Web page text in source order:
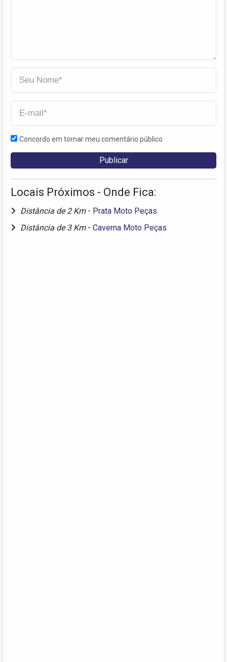
Concordo em tornar meu comentário público
Locais Próximos - Onde Fica:
Distância de 2 Km - Prata Moto Peças
Distância de 3 Km - Caverna Moto Peças